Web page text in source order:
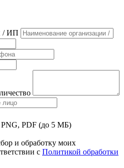
/ ИП
PDF (до 5 МБ)
и обработку моих
с Политикой обработки